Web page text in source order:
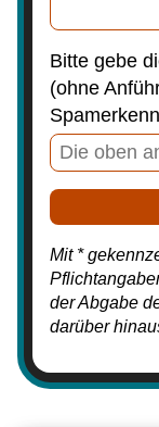
Bitte gebe
(ohne
Mit *
der Abgabe
darüber